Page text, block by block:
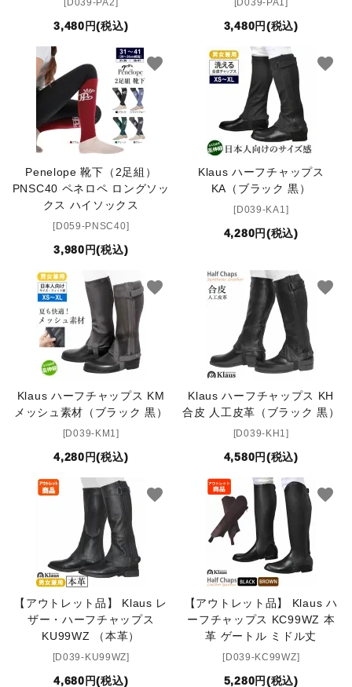
3,480円(税込) 3,480円(税込)
Penelope 靴下（2足組）
PNSC40 ペネロペ ロングソッ
クス ハイソックス
[D059-PNSC40]
3,980円(税込)
favorite
Klaus ハーフチャップス
KA（ブラック 黒）
[D039-KA1]
4,280円(税込)
favorite
Klaus ハーフチャップス KM
メッシュ素材（ブラック 黒）
[D039-KM1]
4,280円(税込)
favorite
Klaus ハーフチャップス KH
合皮 人工皮革（ブラック 黒）
[D039-KH1]
4,580円(税込)
favorite
【アウトレット品】 Klaus レ
ザー・ハーフチャップス
KU99WZ （本革）
[D039-KU99WZ]
4,680円(税込)
favorite
【アウトレット品】 Klaus ハ
ーフチャップス KC99WZ 本
革 ゲートル ミドル丈
[D039-KC99WZ]
5,280円(税込)
favorite